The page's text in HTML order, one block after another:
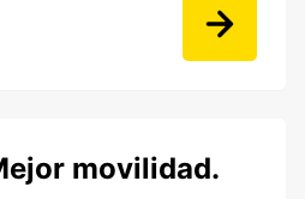
movilidad.